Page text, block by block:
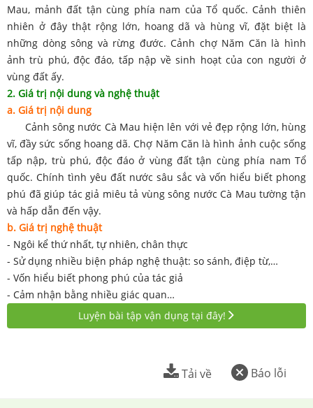
Mau, mảnh đất tận cùng phía nam của Tổ quốc. Cảnh thiên
nhiên ở đây thật rộng lớn, hoang dã và hùng vĩ, đặt biệt là
những dòng sông và rừng đước. Cảnh chợ Năm Căn là hình
ảnh trù phú, độc đáo, tấp nập về sinh hoạt của con người ở
vùng đất ấy.
2. Giá trị nội dung và nghệ thuật
a. Giá trị nội dung
Cảnh sông nước Cà Mau hiện lên với vẻ đẹp rộng lớn, hùng
vĩ, đầy sức sống hoang dã. Chợ Năm Căn là hình ảnh cuộc sống
tấp nập, trù phú, độc đáo ở vùng đất tận cùng phía nam Tổ
quốc. Chính tình yêu đất nước sâu sắc và vốn hiểu biết phong
phú đã giúp tác giả miêu tả vùng sông nước Cà Mau tường tận
và hấp dẫn đến vậy.
b. Giá trị nghệ thuật
- Ngôi kể thứ nhất, tự nhiên, chân thực
- Sử dụng nhiều biện pháp nghệ thuật: so sánh, điệp từ,…
- Vốn hiểu biết phong phú của tác giả
- Cảm nhận bằng nhiều giác quan…
Luyện bài tập vận dụng tại đây!
Báo lỗi
Tải về